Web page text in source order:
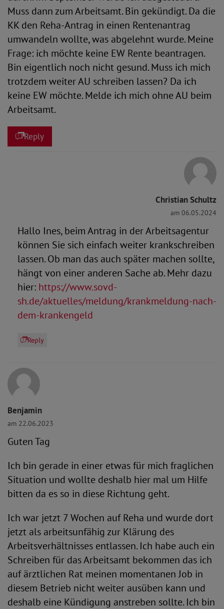
Muss dann zum Arbeitsamt. Bin gekündigt. Da die
KK den Reha-Antrag in einen Rentenantrag
umwandeln wollte, was abgelehnt wurde. Meine
Frage: ich möchte keine EW Rente beantragen.
Bin eigentlich noch nicht gesund. Muss ich mich
trotzdem weiter AU schreiben lassen? Da ich
keine EW möchte. Melde ich mich ohne AU beim
Arbeitsamt.
Reply
Christian Schultz
am 06.05.2024
Hallo Ines, beim Antrag in der Arbeitsagentur
können Sie sich einfach weiter krankschreiben
lassen. Ob man das auch später machen sollte,
hängt von einer anderen Sache ab. Mehr dazu
hier: https://www.sovd-
sh.de/aktuelles/meldung/krankmeldung-nach-
dem-krankengeld
Reply
Benjamin
am 22.06.2023
Guten Tag
Ich bin gerade in einer etwas für mich fraglichen
Situation und wollte deshalb hier mal um Hilfe
bitten da es so in diese Richtung geht.
Ich war jetzt 7 Wochen auf Reha und wurde dort
jetzt als arbeitsunfähig zur Klärung des
Arbeitsverhältnisses entlassen. Ich habe auch ein
Schreiben für das Arbeitsamt bekommen das ich
auf ärztlichen Rat meinen momentanen Job in
diesem Betrieb nicht weiter ausüben kann und
deshalb eine Kündigung anstreben sollte. Ich bin